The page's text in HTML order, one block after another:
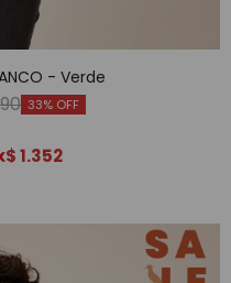
- Verde
33
$1.352